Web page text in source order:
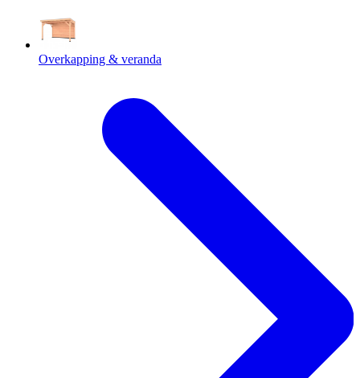
Overkapping & veranda